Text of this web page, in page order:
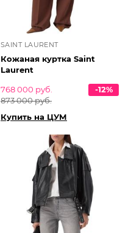
SAINT LAURENT
Кожаная куртка Saint
Laurent
768 000 руб.
873 000 руб.
-12%
Купить на ЦУМ